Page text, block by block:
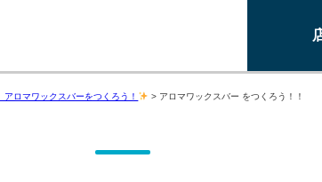
アロマワックスバーをつくろう！ > アロマワックスバー をつくろう！！